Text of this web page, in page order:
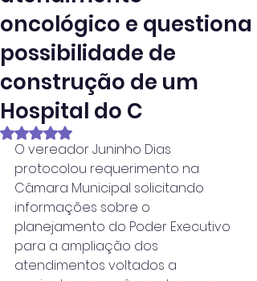
oncológico e questiona
possibilidade de
construção de um
Hospital do C
Avaliado com NaN de 5 estrelas.
O vereador Juninho Dias
protocolou requerimento na
Câmara Municipal solicitando
informações sobre o
planejamento do Poder Executivo
para a ampliação dos
atendimentos voltados a